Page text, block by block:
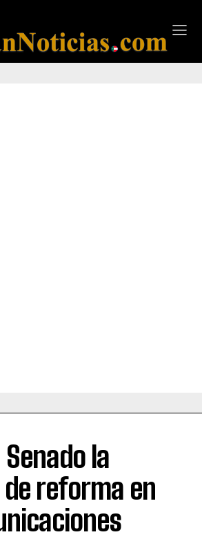
la
reforma en